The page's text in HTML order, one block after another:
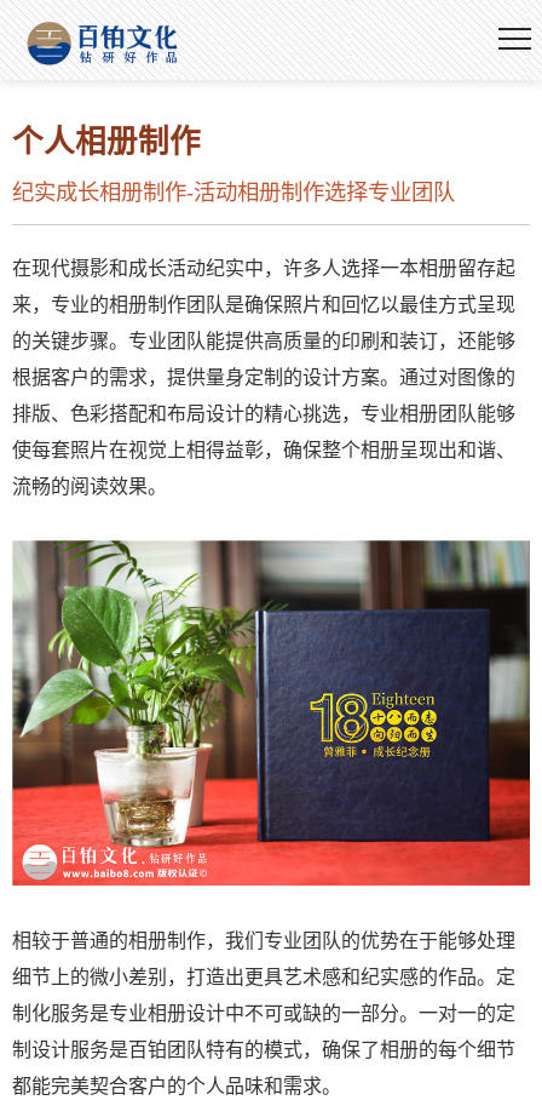
个人相册制作
纪实成长相册制作-活动相册制作选择专业团队
在现代摄影和成长活动纪实中，许多人选择一本相册留存起
来，专业的相册制作团队是确保照片和回忆以最佳方式呈现
的关键步骤。专业团队能提供高质量的印刷和装订，还能够
根据客户的需求，提供量身定制的设计方案。通过对图像的
排版、色彩搭配和布局设计的精心挑选，专业相册团队能够
使每套照片在视觉上相得益彰，确保整个相册呈现出和谐、
流畅的阅读效果。
相较于普通的相册制作，我们专业团队的优势在于能够处理
细节上的微小差别，打造出更具艺术感和纪实感的作品。定
制化服务是专业相册设计中不可或缺的一部分。一对一的定
制设计服务是百铂团队特有的模式，确保了相册的每个细节
都能完美契合客户的个人品味和需求。